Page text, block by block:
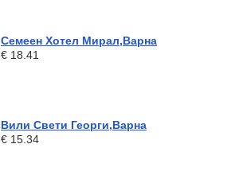
Семеен Хотел Мирал,Варна
€ 18.41
Вили Свети Георги,Варна
€ 15.34